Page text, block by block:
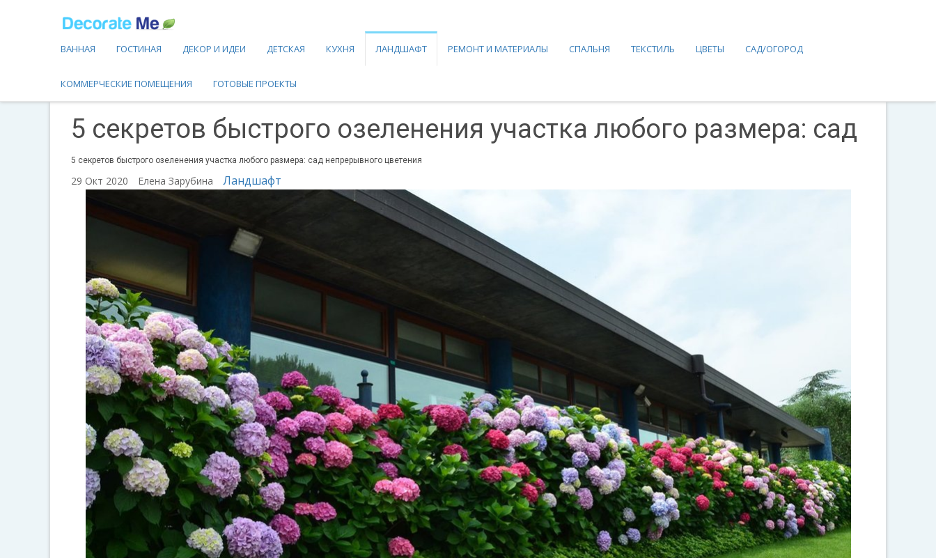
ВАННАЯ ГОСТИНАЯ ДЕКОР И ИДЕИ ДЕТСКАЯ КУХНЯ ЛАНДШАФТ РЕМОНТ И МАТЕРИАЛЫ СПАЛЬНЯ ТЕКСТИЛЬ ЦВЕТЫ САД/ОГОРОД
КОММЕРЧЕСКИЕ ПОМЕЩЕНИЯ ГОТОВЫЕ ПРОЕКТЫ
5 секретов быстрого озеленения участка любого размера: сад
5 секретов быстрого озеленения участка любого размера: сад непрерывного цветения
29 Окт 2020 Елена Зарубина Ландшафт